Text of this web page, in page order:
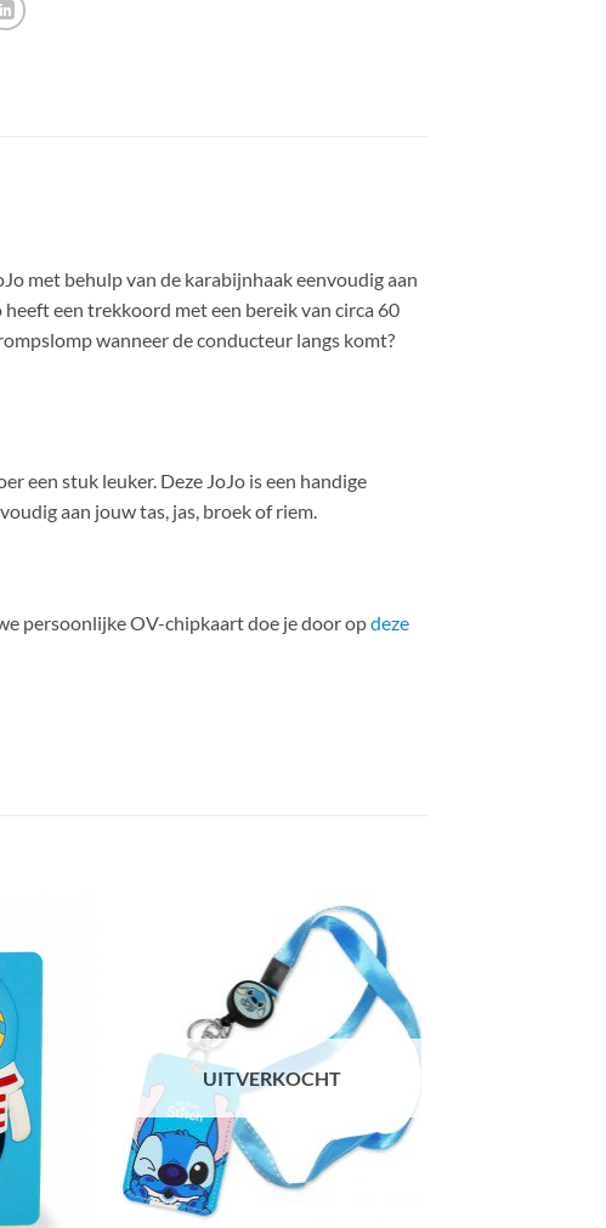
met behulp van de karabijnhaak eenvoudig aan
een trekkoord met een bereik van circa 60
wanneer de conducteur langs komt?
een stuk leuker. Deze JoJo is een handige
aan jouw tas, jas, broek of riem.
persoonlijke OV-chipkaart doe je door opdeze
UITVERKOCHT